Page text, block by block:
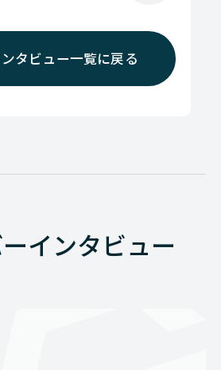
タビュー一覧に戻る
インタビュー